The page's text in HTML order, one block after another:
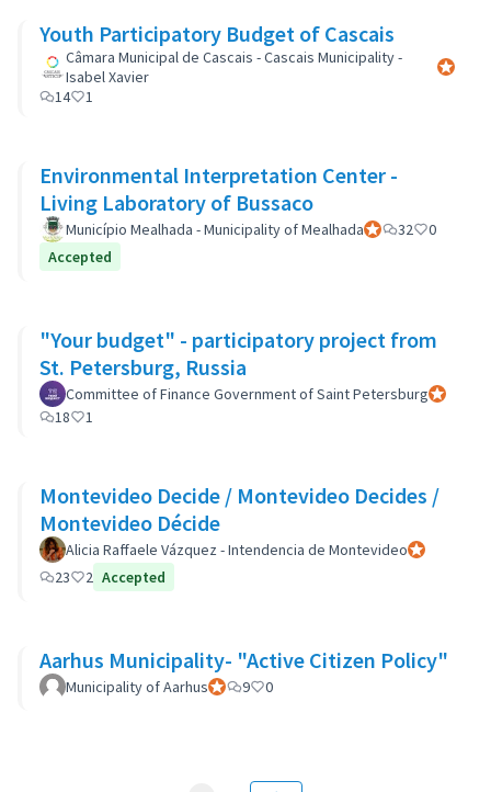
Youth Participatory Budget of Cascais
Câmara Municipal de Cascais - Cascais Municipality -
Isabel Xavier
14
1
Environmental Interpretation Center -
Living Laboratory of Bussaco
Município Mealhada - Municipality of MealhadaParticipant officiel
32
0
Accepted
"Your budget" - participatory project from
St. Petersburg, Russia
Committee of Finance Government of Saint Petersburg
18
1
Montevideo Decide / Montevideo Decides /
Montevideo Décide
Alicia Raffaele Vázquez - Intendencia de MontevideoParticipant
23
2 Accepted
Aarhus Municipality- "Active Citizen Policy"
Municipality of AarhusParticipant officiel
9 0